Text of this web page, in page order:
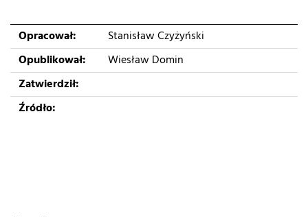
Opracował:
Stanisław Czyżyński
Opublikował:
Wiesław Domin
Zatwierdził:
Źródło: